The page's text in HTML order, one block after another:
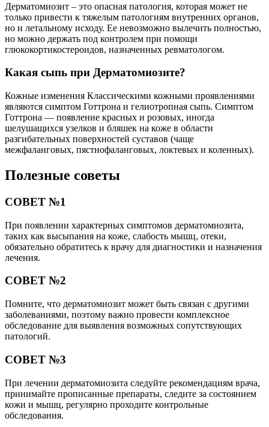
Дерматомиозит – это опасная патология, которая может не
только привести к тяжелым патологиям внутренних органов,
но и летальному исходу. Ее невозможно вылечить полностью,
но можно держать под контролем при помощи
глюкокортикостероидов, назначенных ревматологом.
Какая сыпь при Дерматомиозите?
Кожные изменения Классическими кожными проявлениями
являются симптом Готтрона и гелиотропная сыпь. Симптом
Готтрона — появление красных и розовых, иногда
шелушащихся узелков и бляшек на коже в области
разгибательных поверхностей суставов (чаще
межфаланговых, пястнофаланговых, локтевых и коленных).
Полезные советы
СОВЕТ №1
При появлении характерных симптомов дерматомиозита,
таких как высыпания на коже, слабость мышц, отеки,
обязательно обратитесь к врачу для диагностики и назначения
лечения.
СОВЕТ №2
Помните, что дерматомиозит может быть связан с другими
заболеваниями, поэтому важно провести комплексное
обследование для выявления возможных сопутствующих
патологий.
СОВЕТ №3
При лечении дерматомиозита следуйте рекомендациям врача,
принимайте прописанные препараты, следите за состоянием
кожи и мышц, регулярно проходите контрольные
обследования.